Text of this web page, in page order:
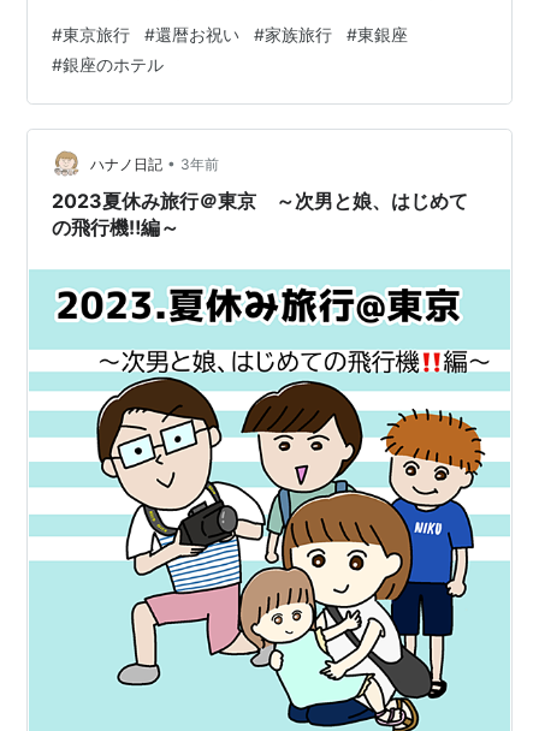
保している部屋数が決まっているようでした。 だから、
ここのホテルが何部屋も空いているからここにします
ね、といった感じではなくて…。 旅行で上野動物園に行
くこと、羽田とのアクセスも考え…結果、銀座に泊まる
ことになりました。 けれど、夜外でご飯を食べて帰って
くるときに夜の銀座をブラ…
#東京旅行 #還暦お祝い #家族旅行 #東銀座
#銀座のホテル
ハナノ日記 • 3年前
2023夏休み旅行＠東京 ～次男と娘、はじめて
の飛行機‼編～